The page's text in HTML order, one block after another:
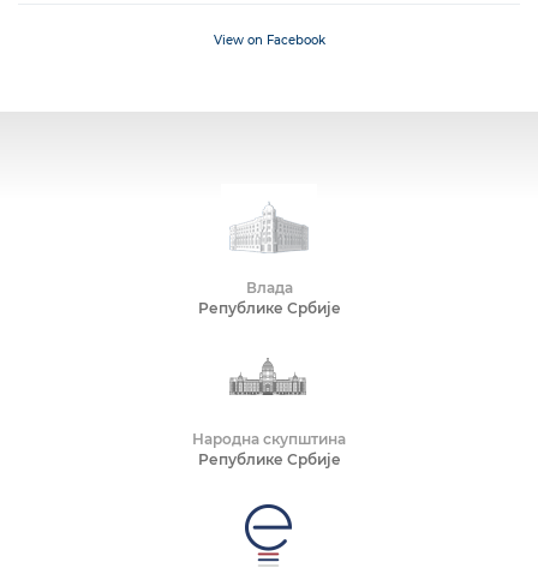
View on Facebook
Влада
Републике Србије
Народна скупштина
Републике Србије